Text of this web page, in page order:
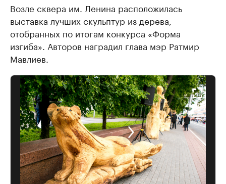
Возле сквера им. Ленина расположилась
выставка лучших скульптур из дерева,
отобранных по итогам конкурса «Форма
изгиба». Авторов наградил глава мэр Ратмир
Мавлиев.